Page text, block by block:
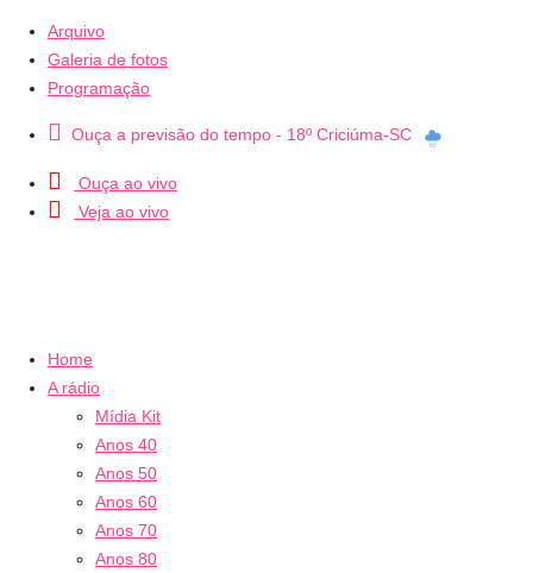
Arquivo
Galeria de fotos
Programação
Ouça a previsão do tempo - 18º Criciúma-SC
Ouça ao vivo
Veja ao vivo
Home
A rádio
Mídia Kit
Anos 40
Anos 50
Anos 60
Anos 70
Anos 80